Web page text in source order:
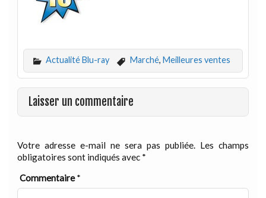
Actualité Blu-ray Marché, Meilleures ventes
Laisser un commentaire
Votre adresse e-mail ne sera pas publiée.
Les champs
obligatoires sont indiqués avec *
Commentaire*